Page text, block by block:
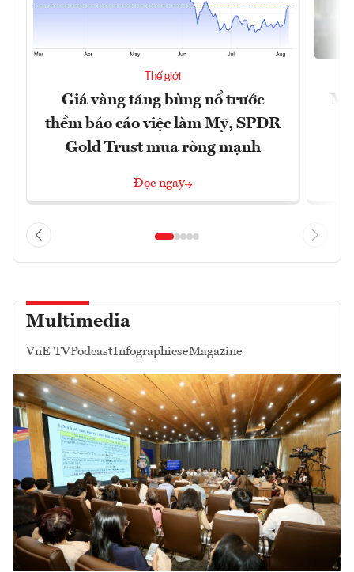
Thế giới
Giá vàng tăng bùng nổ trước
thềm báo cáo việc làm Mỹ, SPDR
Gold Trust mua ròng mạnh
Đọc ngay
Multimedia
VnE TVPodcastInfographicseMagazine